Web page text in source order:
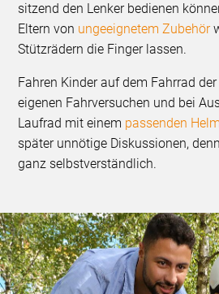
sitzend den Lenker bedienen
Eltern von ungeeignetem Zubehör
Stützrädern die Finger lassen.
Fahren Kinder auf dem Fahrrad
eigenen Fahrversuchen und bei
Laufrad mit einem passenden Helm
später unnötige Diskussionen,
ganz selbstverständlich.